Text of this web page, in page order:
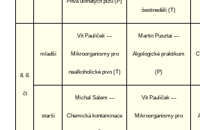
Pitva ulitnatých plžů (P)
šestinedělí (T)
8. 8.
čt
mladší
Vít Paulíček —
Mikroorganismy pro
nealkoholické pivo (T)
Martin Pusztai —
Algologické praktikum
(P)
starší
Michal Salem —
Chemická kontaminace
Vít Paulíček —
Mikroorganismy pro